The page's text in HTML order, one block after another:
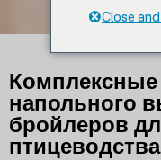
напольного
бройлеров
птицеводства
Close